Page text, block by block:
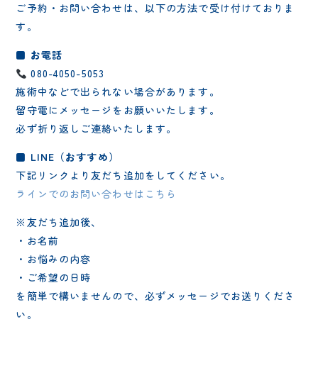
ご予約・お問い合わせは、以下の方法で受け付けておりま
す。
■ お電話
080-4050-5053
施術中などで出られない場合があります。
留守電にメッセージをお願いいたします。
必ず折り返しご連絡いたします。
■ LINE（おすすめ）
下記リンクより友だち追加をしてください。
ラインでのお問い合わせはこちら
※友だち追加後、
・お名前
・お悩みの内容
・ご希望の日時
を簡単で構いませんので、必ずメッセージでお送りくださ
い。